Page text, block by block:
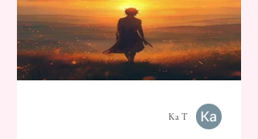
Ka T